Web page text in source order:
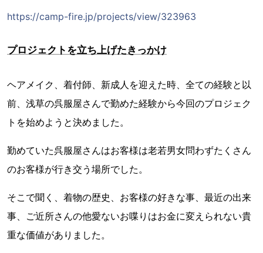
https://camp-fire.jp/projects/view/323963
プロジェクトを立ち上げたきっかけ
ヘアメイク、着付師、新成人を迎えた時、全ての経験と以
前、浅草の呉服屋さんで勤めた経験から今回のプロジェク
トを始めようと決めました。
勤めていた呉服屋さんはお客様は老若男女問わずたくさん
のお客様が行き交う場所でした。
そこで聞く、着物の歴史、お客様の好きな事、最近の出来
事、ご近所さんの他愛ないお喋りはお金に変えられない貴
重な価値がありました。